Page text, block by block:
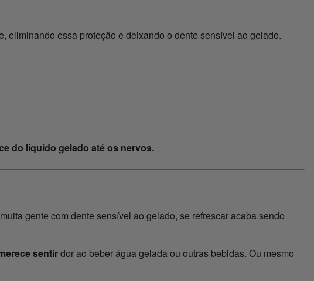
eliminando essa proteção e deixando o dente sensível ao gelado.
do líquido gelado até os nervos.
gente com dente sensível ao gelado, se refrescar acaba sendo
sentirdor ao beber água gelada ou outras bebidas. Ou mesmo